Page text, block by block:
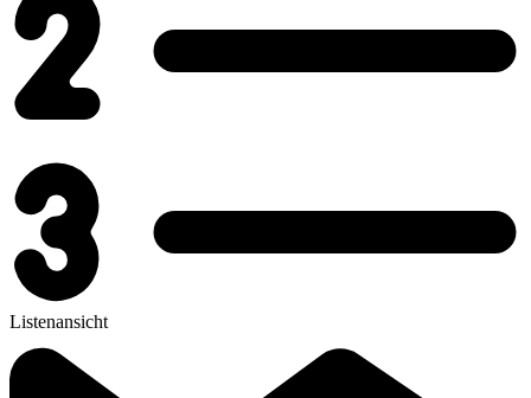
Listenansicht